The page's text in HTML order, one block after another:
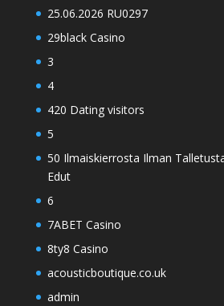
25.06.2026 RU0297
29black Casino
3
4
420 Dating visitors
5
50 Ilmaiskierrosta Ilman
Edut
6
7ABET Casino
8ty8 Casino
acousticboutique.co.uk
admin